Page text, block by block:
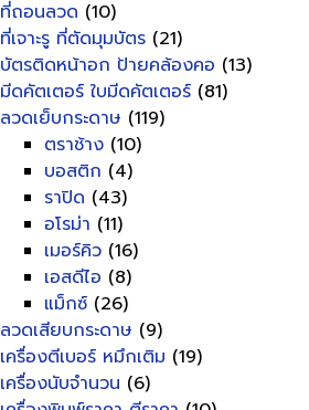
ที่ถอนลวด (10)
ที่เจาะรู ที่ตัดมุมบัตร (21)
บัตรติดหน้าอก ป้ายคล้องคอ (13)
มีดคัตเตอร์ ใบมีดคัตเตอร์ (81)
ลวดเย็บกระดาษ (119)
ตราช้าง (10)
บอสติก (4)
ราปิด (43)
อโรม่า (11)
เมอร์คิว (16)
เอสดีไอ (8)
แม็กซ์ (26)
ลวดเสียบกระดาษ (9)
เครื่องตีเบอร์ หมึกเติม (19)
เครื่องนับจำนวน (6)